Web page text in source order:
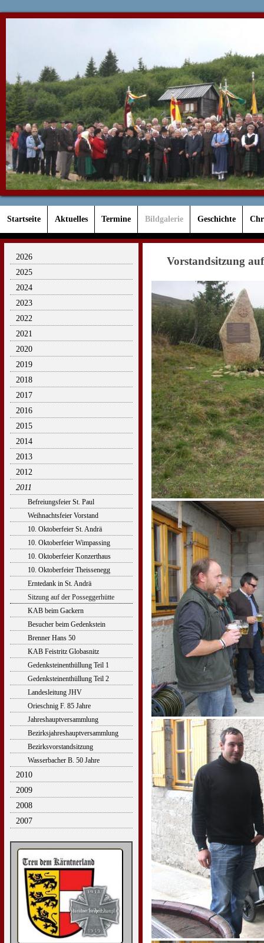
Startseite Aktuelles Termine Bildgalerie Geschichte
2026
2025
2024
2023
2022
2021
2020
2019
2018
2017
2016
2015
2014
2013
2012
2011
Befreiungsfeier St. Paul
Weihnachtsfeier Vorstand
10. Oktoberfeier St. Andrä
10. Oktoberfeier Wimpassing
10. Oktoberfeier Konzerthaus
10. Oktoberfeier Theissenegg
Erntedank in St. Andrä
Sitzung auf der Posseggerhütte
KAB beim Gackern
Besucher beim Gedenkstein
Brenner Hans 50
KAB Feistritz Globasnitz
Gedenksteinenthüllung Teil 1
Gedenksteinenthüllung Teil 2
Landesleitung JHV
Orieschnig F. 85 Jahre
Jahreshauptversammlung
Bezirksjahreshauptversammlung
Bezirksvorstandsitzung
Wasserbacher B. 50 Jahre
2010
2009
2008
2007
Vorstandsitzung